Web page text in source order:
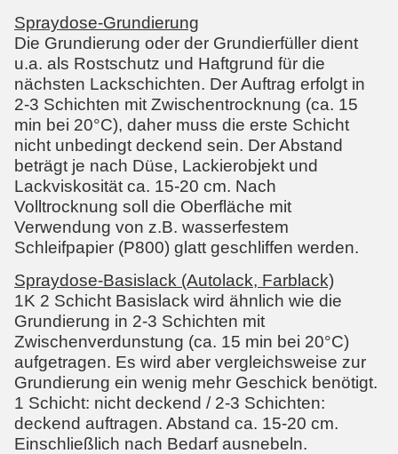
Spraydose-Grundierung
Die Grundierung oder der Grundierfüller dient
u.a. als Rostschutz und Haftgrund für die
nächsten Lackschichten. Der Auftrag erfolgt in
2-3 Schichten mit Zwischentrocknung (ca. 15
min bei 20°C), daher muss die erste Schicht
nicht unbedingt deckend sein. Der Abstand
beträgt je nach Düse, Lackierobjekt und
Lackviskosität ca. 15-20 cm. Nach
Volltrocknung soll die Oberfläche mit
Verwendung von z.B. wasserfestem
Schleifpapier (P800) glatt geschliffen werden.
Spraydose-Basislack (Autolack, Farblack)
1K 2 Schicht Basislack wird ähnlich wie die
Grundierung in 2-3 Schichten mit
Zwischenverdunstung (ca. 15 min bei 20°C)
aufgetragen. Es wird aber vergleichsweise zur
Grundierung ein wenig mehr Geschick benötigt.
1 Schicht: nicht deckend / 2-3 Schichten:
deckend auftragen. Abstand ca. 15-20 cm.
Einschließlich nach Bedarf ausnebeln.